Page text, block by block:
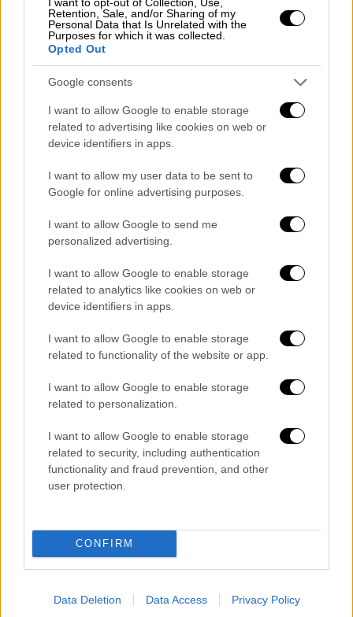
Retention, Sale, and/or Sharing of my
Personal Data that Is Unrelated with the
Purposes for which it was collected.
Opted Out
Google consents
I want to allow Google to enable storage
related to advertising like cookies on web or
device identifiers in apps.
I want to allow my user data to be sent to
Google for online advertising purposes.
I want to allow Google to send me
personalized advertising.
I want to allow Google to enable storage
related to analytics like cookies on web or
device identifiers in apps.
I want to allow Google to enable storage
related to functionality of the website or app.
I want to allow Google to enable storage
related to personalization.
I want to allow Google to enable storage
related to security, including authentication
functionality and fraud prevention, and other
user protection.
CONFIRM
Data Deletion Data Access Privacy Policy
από το γιοτ, το οποίο συνεχίζει το ταξίδι
του. Όπως μεταδίδει οGuardian, ένα
βρετανικό σκάφος από το HMS Tyne
επισκέφθηκε το γιοτ για να συλλέξει
λεπτομέρειες και να βεβαιωθεί ότι το
πλήρωμα είναι ασφαλές.
Το περιστατικό συνέβη λίγες ημέρες μετά
κατάσχεση από το Ηνωμένο Βασίλειο
ενός πετρελαιοφόρου με δεσμούς με τη
Ρωσία στα ανοικτά των ακτών της Νήσου
Γουάιτ. Σύμφωνα με το Λονδίνο, ήταν η
πρώτη φορά που πραγματοποιήθηκε τέτοια
επιχείρηση με στόχο τη διακοπή εσόδων από
το πετρέλαιο που, κατά τη βρετανική
πλευρά, συμβάλλουν στη χρηματοδότηση του
Τα σχολιά σας δημοσιεύονται άμεσα με δική σας ευθύνη. Το
ΕΘΝΟΣ θα παρεμβαίνει και τα προσβλητικά σχόλια θα